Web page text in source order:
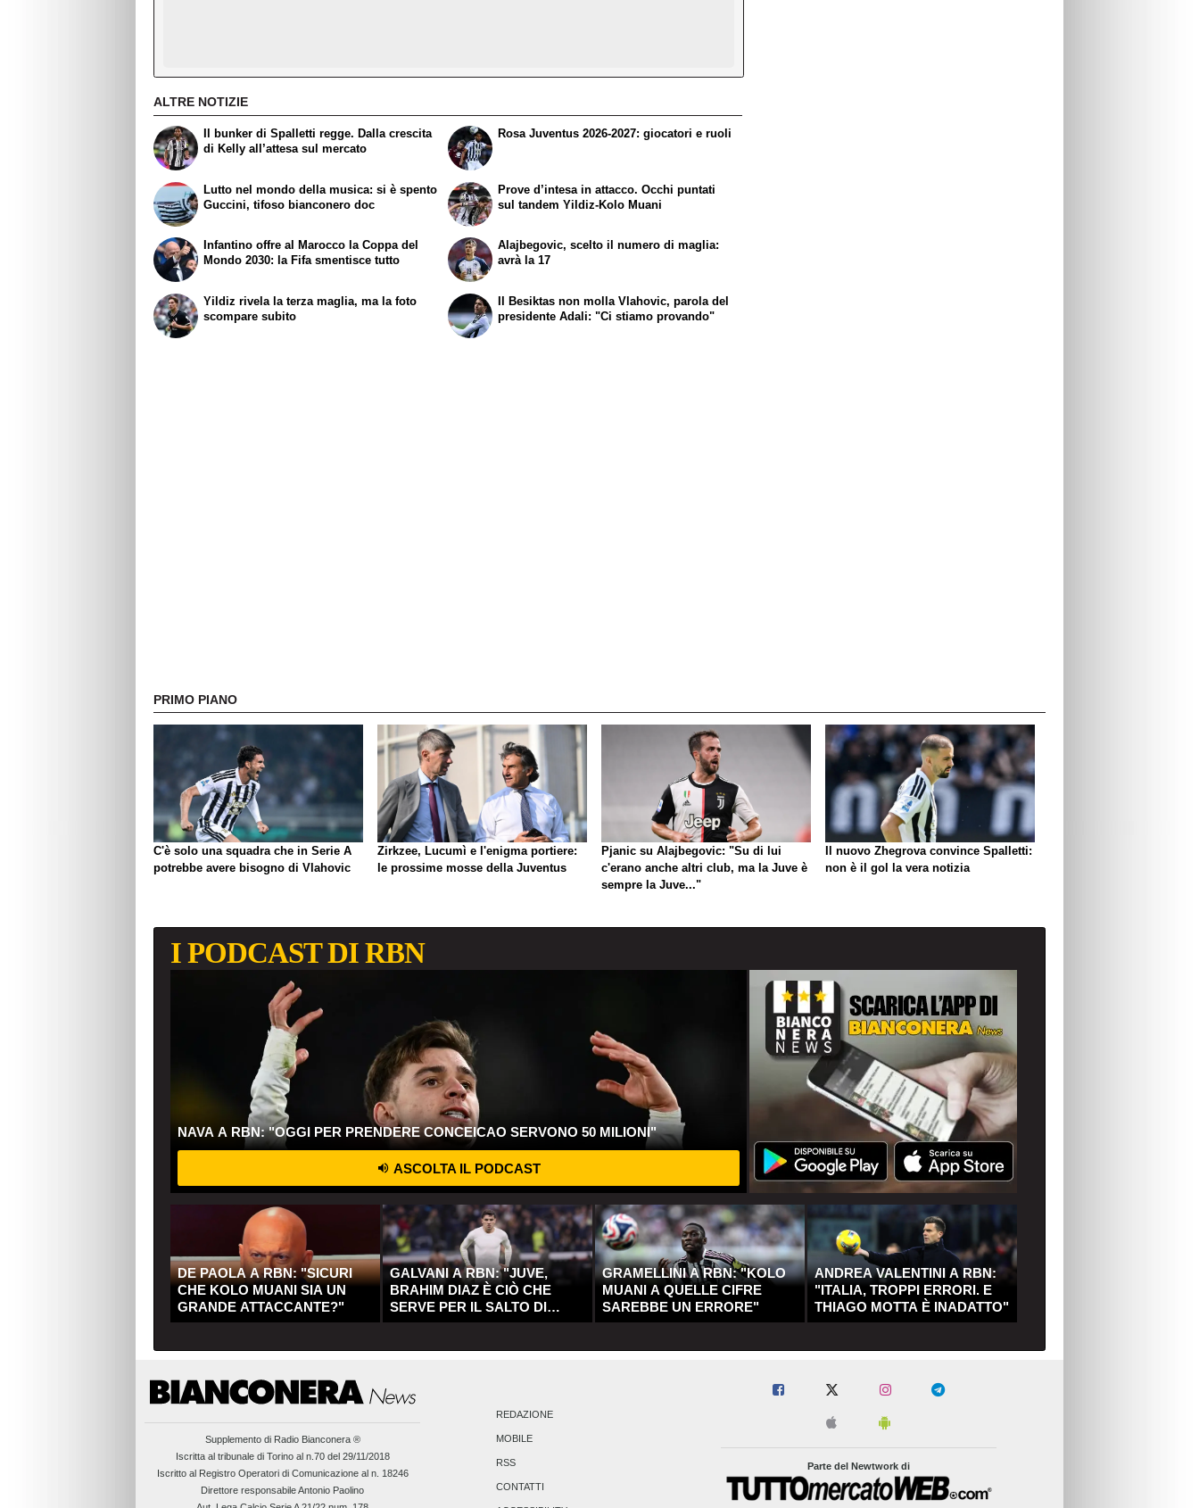
ALTRE NOTIZIE
Il bunker di Spalletti regge. Dalla crescita
di Kelly all’attesa sul mercato
Lutto nel mondo della musica: si è spento
Guccini, tifoso bianconero doc
Rosa Juventus 2026-2027: giocatori e ruoli
Prove d’intesa in attacco. Occhi puntati
sul tandem Yildiz-Kolo Muani
Infantino offre al Marocco la Coppa del
Mondo 2030: la Fifa smentisce tutto
Yildiz rivela la terza maglia, ma la foto
scompare subito
Alajbegovic, scelto il numero di maglia:
avrà la 17
Il Besiktas non molla Vlahovic, parola del
presidente Adali: "Ci stiamo provando"
PRIMO PIANO
C'è solo una squadra che in Serie A
potrebbe avere bisogno di Vlahovic
Zirkzee, Lucumì e l'enigma portiere:
le prossime mosse della Juventus
Pjanic su Alajbegovic: "Su di lui
c'erano anche altri club, ma la Juve è
sempre la Juve..."
Il nuovo Zhegrova convince Spalletti:
non è il gol la vera notizia
I PODCAST DI RBN
NAVA A RBN: "OGGI PER PRENDERE CONCEICAO SERVONO 50 MILIONI"
ASCOLTA IL PODCAST
DE PAOLA A RBN: "SICURI
CHE KOLO MUANI SIA UN
GRANDE ATTACCANTE?"
GALVANI A RBN: "JUVE,
BRAHIM DIAZ È CIÒ CHE
SERVE PER IL SALTO DI
QUALITÀ"
GRAMELLINI A RBN: "KOLO
MUANI A QUELLE CIFRE
SAREBBE UN ERRORE"
ANDREA VALENTINI A RBN:
"ITALIA, TROPPI ERRORI. E
THIAGO MOTTA È INADATTO"
Supplemento di Radio Bianconera ®
Iscritta al tribunale di Torino al n.70 del 29/11/2018
Iscritto al Registro Operatori di Comunicazione al n. 18246
Direttore responsabile Antonio Paolino
REDAZIONE
MOBILE
RSS
CONTATTI
Parte del Newtwork di